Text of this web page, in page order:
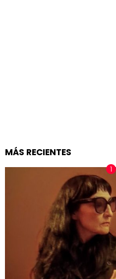
MÁS RECIENTES